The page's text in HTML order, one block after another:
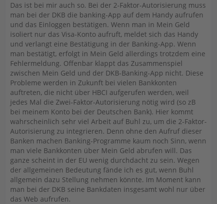
Das ist bei mir auch so. Bei der 2-Faktor-Autorisierung muss
man bei der DKB die banking-App auf dem Handy aufrufen
und das Einloggen bestätigen. Wenn man in Mein Geld
isoliert nur das Visa-Konto aufruft, meldet sich das Handy
und verlangt eine Bestätigung in der Banking-App. Wenn
man bestätigt, erfolgt in Mein Geld allerdings trotzdem eine
Fehlermeldung. Offenbar klappt das Zusammenspiel
zwischen Mein Geld und der DKB-Banking-App nicht. Diese
Probleme werden in Zukunft bei vielen Bankkonten
auftreten, die nicht über HBCI aufgerufen werden, weil
jedes Mal die Zwei-Faktor-Autorisierung nötig wird (so zB
bei meinem Konto bei der Deutschen Bank). Hier kommt
wahrscheinlich sehr viel Arbeit auf Buhl zu, um die 2-Faktor-
Autorisierung zu integrieren. Denn ohne den Aufruf dieser
Banken machen Banking-Programme kaum noch Sinn, wenn
man viele Bankkonten über Mein Geld abrufen will. Das
ganze scheint in der EU wenig durchdacht zu sein. Wegen
der allgemeinen Bedeutung fände ich es gut, wenn Buhl
allgemein dazu Stellung nehmen könnte. Im Moment kann
man bei der DKB seine Bankdaten insgesamt wohl nur über
das Web aufrufen.